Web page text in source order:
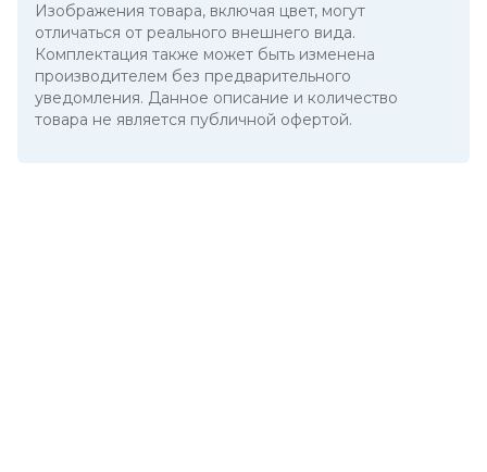
Изображения товара, включая цвет, могут
отличаться от реального внешнего вида.
Комплектация также может быть изменена
производителем без предварительного
уведомления. Данное описание и количество
товара не является публичной офертой.